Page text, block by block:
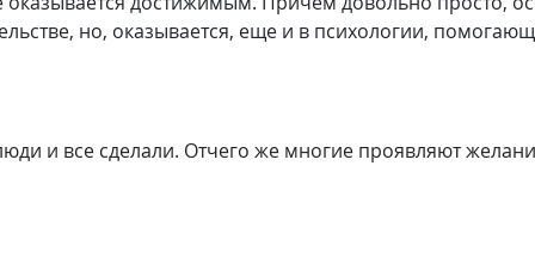
но, оказывается, еще и в психологии,
и все сделали. Отчего же многие проявляют